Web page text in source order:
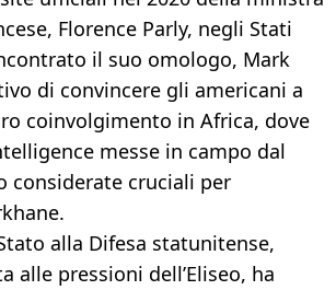
Florence Parly, negli Stati
il suo omologo, Mark
di convincere gli americani a
coinvolgimento in Africa, dove
messe in campo dal
considerate cruciali per
alla Difesa statunitense,
alle pressioni dell’Eliseo, ha